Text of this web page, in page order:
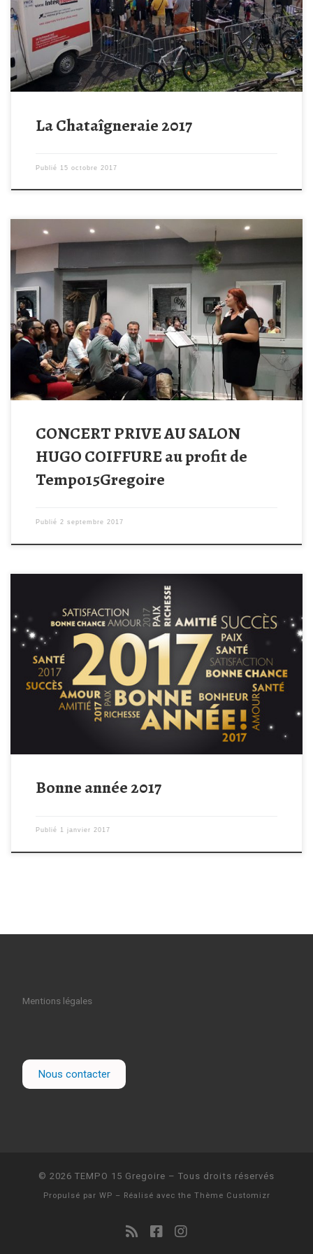
qui sont venues soutenir notre cause. 310 vététistes et plus de
440 marcheurs et coureurs se sont retrouvés pour découvrir les
[…]
La Chataîgneraie 2017
Publié 15 octobre 2017
Un grand merci à notre parrain Hugo Coiffure qui avait organisé
hier soir un concert au salon de coiffure au profit de
Tempo15Gregoire. L’intégralité de la recette a été reversée à
l’association. Une soirée animée par les chanteurs Julie Fort et
Julien Mullerque l’on remercie également pour leur présence et
[…]
CONCERT PRIVE AU SALON
HUGO COIFFURE au profit de
Tempo15Gregoire
Publié 2 septembre 2017
2016 fût une année riche en évènements pour Tempo15Grégoire.
Vous avez été nombreux à venir courir ou marcher pour notre
cause lors des journées de Bouhet et de La Chataigneraie et
nous tenons à vous en remercier. Un grand merci également aux
JEUNES POMPIERS DE LA CHATAIGNERAIE, au FOYER DES […]
Bonne année 2017
Publié 1 janvier 2017
Mentions légales
Nous contacter
© 2026 TEMPO 15 Gregoire – Tous droits réservés
Propulsé par WP – Réalisé avec the Thème Customizr